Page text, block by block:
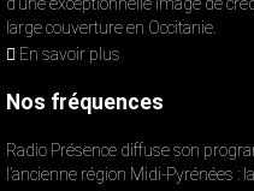
d’une exceptionnelle image de
large couverture en Occitanie.
En savoir plus
Nos fréquences
Radio Présence diffuse son
l’ancienne région Midi-Pyrénées :